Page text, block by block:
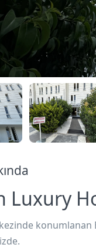
Luxury
konumlanan